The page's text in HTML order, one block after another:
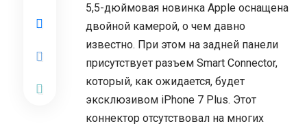
5,5-дюймовая новинка Apple оснащена
двойной камерой, о чем давно
известно. При этом на задней панели
присутствует разъем Smart Connector,
который, как ожидается, будет
эксклюзивом iPhone 7 Plus. Этот
коннектор отсутствовал на многих